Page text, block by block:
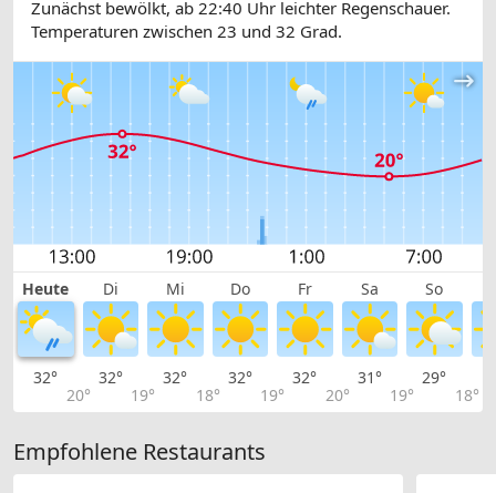
Zunächst bewölkt, ab 22:40 Uhr leichter Regenschauer.
Temperaturen zwischen 23 und 32 Grad.
Heute Di Mi Do Fr Sa So
32°
20°
32°
19°
32°
18°
32°
19°
32°
20°
31°
19°
29°
18°
Empfohlene Restaurants